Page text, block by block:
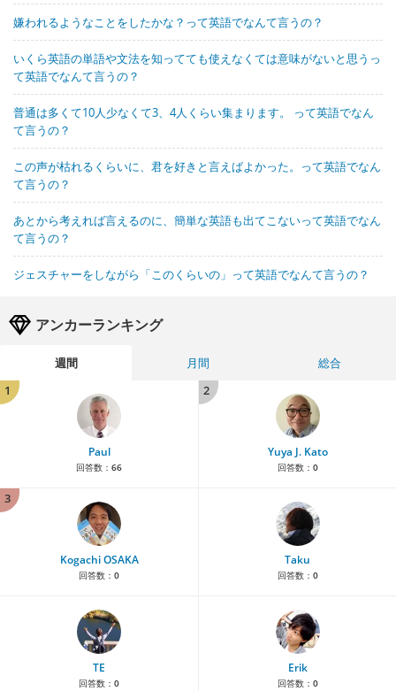
嫌われるようなことをしたかな？って英語でなんて言うの？
いくら英語の単語や文法を知ってても使えなくては意味がないと思うっ
て英語でなんて言うの？
普通は多くて10人少なくて3、4人くらい集まります。 って英語でなん
て言うの？
この声が枯れるくらいに、君を好きと言えばよかった。って英語でなん
て言うの？
あとから考えれば言えるのに、簡単な英語も出てこないって英語でなん
て言うの？
ジェスチャーをしながら「このくらいの」って英語でなんて言うの？
アンカーランキング
週間 月間
総合
1
Paul
回答数： 66
2
Yuya J. Kato
回答数： 0
3
Kogachi OSAKA
回答数： 0
Taku
回答数： 0
TE
回答数： 0
Erik
回答数： 0